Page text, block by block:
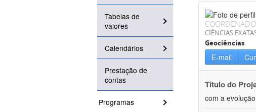
Tabelas de
valores
Calendários
Prestação de
contas
Programas
CIÊNCIAS
Geociências
E-mail
Título do
com a